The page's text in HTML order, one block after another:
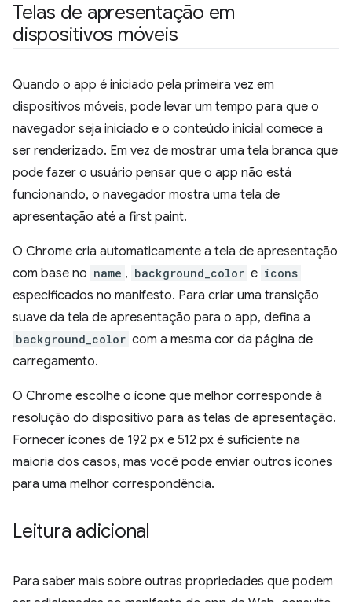
Telas de apresentação em
dispositivos móveis
Quando o app é iniciado pela primeira vez em
dispositivos móveis, pode levar um tempo para que o
navegador seja iniciado e o conteúdo inicial comece a
ser renderizado. Em vez de mostrar uma tela branca que
pode fazer o usuário pensar que o app não está
funcionando, o navegador mostra uma tela de
apresentação até a first paint.
O Chrome cria automaticamente a tela de apresentação
com base no name , background_color e icons
especificados no manifesto. Para criar uma transição
suave da tela de apresentação para o app, defina a
background_color com a mesma cor da página de
carregamento.
O Chrome escolhe o ícone que melhor corresponde à
resolução do dispositivo para as telas de apresentação.
Fornecer ícones de 192 px e 512 px é suficiente na
maioria dos casos, mas você pode enviar outros ícones
para uma melhor correspondência.
Leitura adicional
Para saber mais sobre outras propriedades que podem